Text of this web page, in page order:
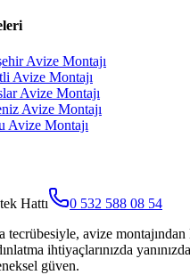
Avize Montajı
Avize Montajı
Avize Montajı
Avize Montajı
Avize Montajı
Hattı
0 532 588 08 54
tecrübesiyle, avize
ihtiyaçlarınızda
güven.